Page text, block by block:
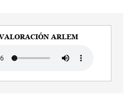
ARLEM